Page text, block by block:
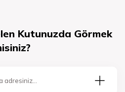
Kutunuzda Görmek